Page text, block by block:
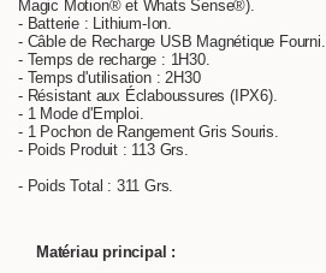
Magic Motion® et Whats Sense®).
- Batterie : Lithium-Ion.
- Câble de Recharge USB Magnétique Fourni.
- Temps de recharge : 1H30.
- Temps d'utilisation : 2H30
- Résistant aux Éclaboussures (IPX6).
- 1 Mode d'Emploi.
- 1 Pochon de Rangement Gris Souris.
- Poids Produit : 113 Grs.
- Poids Total : 311 Grs.
Matériau principal :